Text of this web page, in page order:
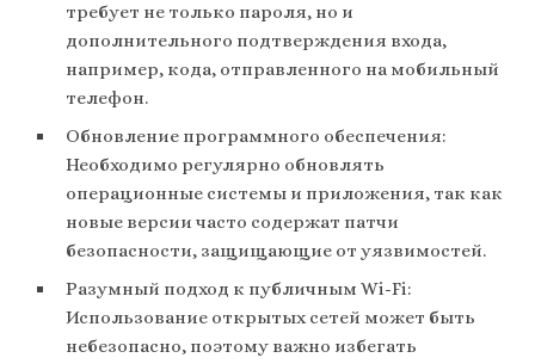
требует не только пароля, но и
дополнительного подтверждения входа,
например, кода, отправленного на мобильный
телефон.
Обновление программного обеспечения:
Необходимо регулярно обновлять
операционные системы и приложения, так как
новые версии часто содержат патчи
безопасности, защищающие от уязвимостей.
Разумный подход к публичным Wi-Fi:
Использование открытых сетей может быть
небезопасно, поэтому важно избегать